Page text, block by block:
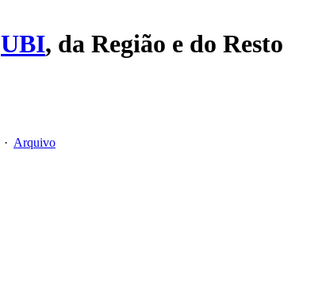
UBI, da Região e do Resto
· Arquivo